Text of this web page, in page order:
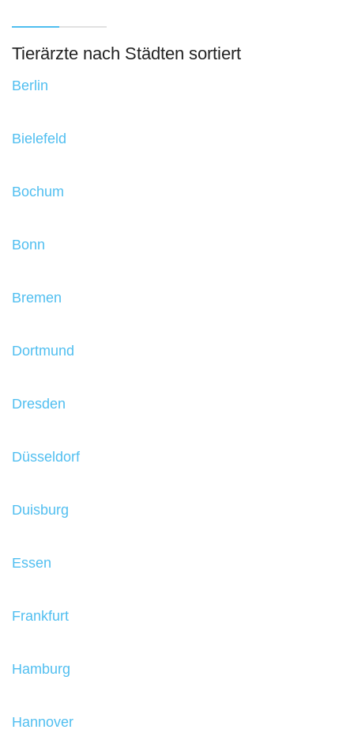
Tierärzte nach Städten sortiert
Berlin
Bielefeld
Bochum
Bonn
Bremen
Dortmund
Dresden
Düsseldorf
Duisburg
Essen
Frankfurt
Hamburg
Hannover